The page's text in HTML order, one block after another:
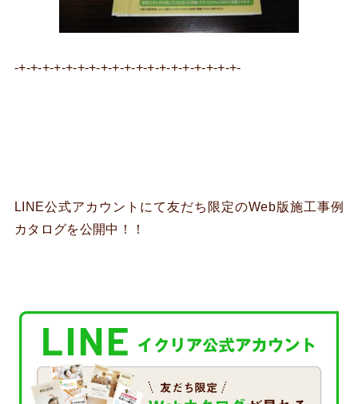
-+-+-+-+-+-+-+-+-+-+-+-+-+-+-+-+-+-+-+-
LINE公式アカウントにて友だち限定のWeb版施工事例
カタログを公開中！！